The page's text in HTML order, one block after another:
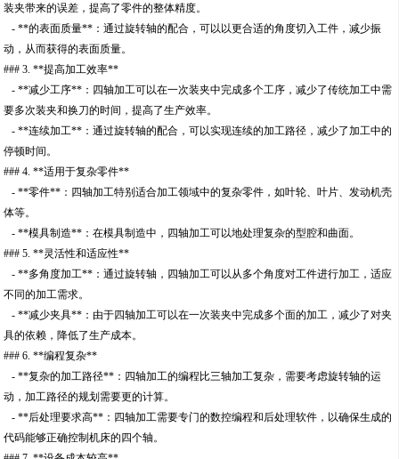
装夹带来的误差，提高了零件的整体精度。
- **的表面质量**：通过旋转轴的配合，可以以更合适的角度切入工件，减少振
动，从而获得的表面质量。
### 3. **提高加工效率**
- **减少工序**：四轴加工可以在一次装夹中完成多个工序，减少了传统加工中需
要多次装夹和换刀的时间，提高了生产效率。
- **连续加工**：通过旋转轴的配合，可以实现连续的加工路径，减少了加工中的
停顿时间。
### 4. **适用于复杂零件**
- **零件**：四轴加工特别适合加工领域中的复杂零件，如叶轮、叶片、发动机壳
体等。
- **模具制造**：在模具制造中，四轴加工可以地处理复杂的型腔和曲面。
### 5. **灵活性和适应性**
- **多角度加工**：通过旋转轴，四轴加工可以从多个角度对工件进行加工，适应
不同的加工需求。
- **减少夹具**：由于四轴加工可以在一次装夹中完成多个面的加工，减少了对夹
具的依赖，降低了生产成本。
### 6. **编程复杂**
- **复杂的加工路径**：四轴加工的编程比三轴加工复杂，需要考虑旋转轴的运
动，加工路径的规划需要更的计算。
- **后处理要求高**：四轴加工需要专门的数控编程和后处理软件，以确保生成的
代码能够正确控制机床的四个轴。